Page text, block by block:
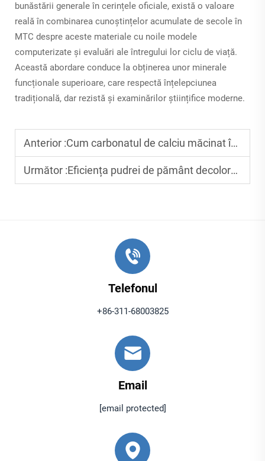
bunăstării generale în cerințele oficiale, există o valoare
reală în combinarea cunoștințelor acumulate de secole în
MTC despre aceste materiale cu noile modele
computerizate și evaluări ale întregului lor ciclu de viață.
Această abordare conduce la obținerea unor minerale
funcționale superioare, care respectă înțelepciunea
tradițională, dar rezistă și examinărilor științifice moderne.
Anterior :Cum carbonatul de calciu măcinat îmbunătățește performanța materialelor plastice și a hârtiei
Următor :Eficiența pudrei de pământ decolorant în eliminarea impurităților din uleiurile industriale
Telefonul
+86-311-68003825
Email
[email protected]